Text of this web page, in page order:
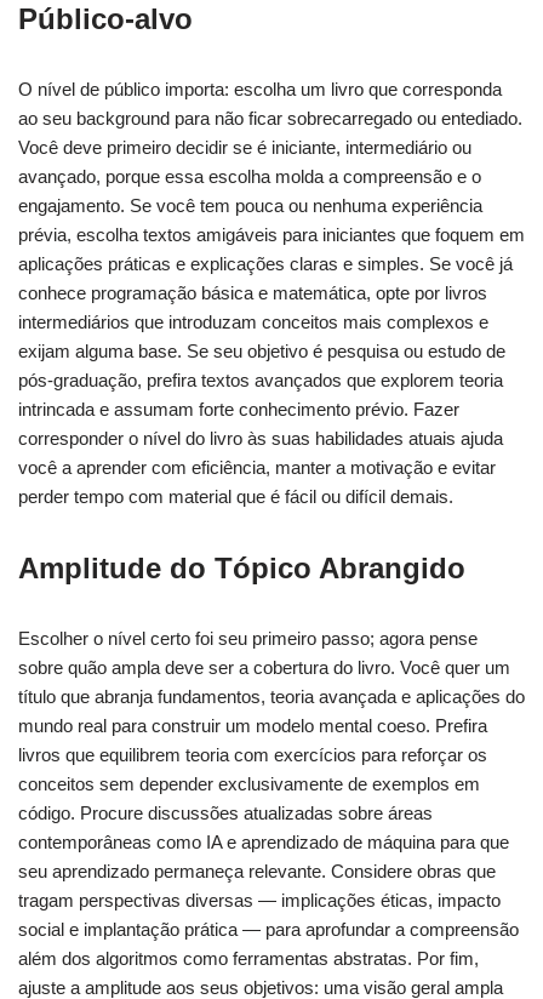
Público-alvo
O nível de público importa: escolha um livro que corresponda
ao seu background para não ficar sobrecarregado ou entediado.
Você deve primeiro decidir se é iniciante, intermediário ou
avançado, porque essa escolha molda a compreensão e o
engajamento. Se você tem pouca ou nenhuma experiência
prévia, escolha textos amigáveis para iniciantes que foquem em
aplicações práticas e explicações claras e simples. Se você já
conhece programação básica e matemática, opte por livros
intermediários que introduzam conceitos mais complexos e
exijam alguma base. Se seu objetivo é pesquisa ou estudo de
pós-graduação, prefira textos avançados que explorem teoria
intrincada e assumam forte conhecimento prévio. Fazer
corresponder o nível do livro às suas habilidades atuais ajuda
você a aprender com eficiência, manter a motivação e evitar
perder tempo com material que é fácil ou difícil demais.
Amplitude do Tópico Abrangido
Escolher o nível certo foi seu primeiro passo; agora pense
sobre quão ampla deve ser a cobertura do livro. Você quer um
título que abranja fundamentos, teoria avançada e aplicações do
mundo real para construir um modelo mental coeso. Prefira
livros que equilibrem teoria com exercícios para reforçar os
conceitos sem depender exclusivamente de exemplos em
código. Procure discussões atualizadas sobre áreas
contemporâneas como IA e aprendizado de máquina para que
seu aprendizado permaneça relevante. Considere obras que
tragam perspectivas diversas — implicações éticas, impacto
social e implantação prática — para aprofundar a compreensão
além dos algoritmos como ferramentas abstratas. Por fim,
ajuste a amplitude aos seus objetivos: uma visão geral ampla